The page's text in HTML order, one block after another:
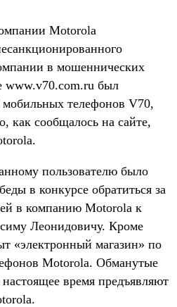
Motorola
в мошеннических
www.v70.com.ru был
телефонов V70,
как сообщалось на сайте,
пользователю было
в конкурсе обратиться за
в компанию Motorola к
Леонидовичу. Кроме
«электронный магазин» по
Motorola. Обманутые
время предъявляют